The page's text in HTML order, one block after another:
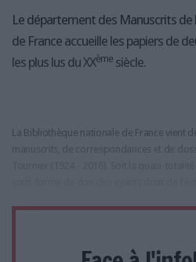
Le département des Manuscrits
de France accueille les papiers de
les plus lus du XXème siècle.
La Bibliothèque nationale de France vient
manuscrits, de correspondances et de